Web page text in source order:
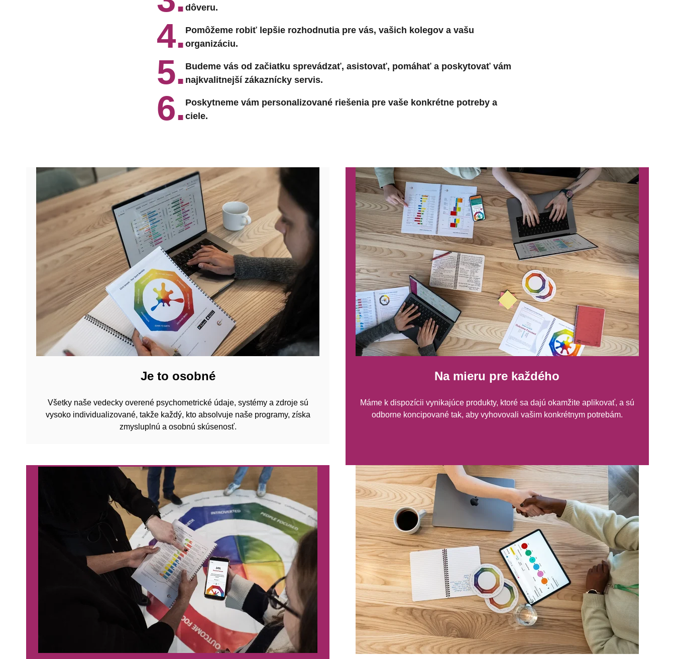
dôveru.
4. Pomôžeme robiť lepšie rozhodnutia pre vás, vašich kolegov a vašu
organizáciu.
5. Budeme vás od začiatku sprevádzať, asistovať, pomáhať a poskytovať vám
najkvalitnejší zákaznícky servis.
6. Poskytneme vám personalizované riešenia pre vaše konkrétne potreby a
ciele.
Je to osobné
Všetky naše vedecky overené psychometrické údaje, systémy a zdroje sú
vysoko individualizované, takže každý, kto absolvuje naše programy, získa
zmysluplnú a osobnú skúsenosť.
Na mieru pre každého
Máme k dispozícii vynikajúce produkty, ktoré sa dajú okamžite aplikovať, a sú
odborne koncipované tak, aby vyhovovali vašim konkrétnym potrebám.